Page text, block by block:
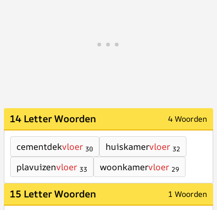
14 Letter Woorden 4 Woorden
cementdekvloer 30 huiskamervloer 32
plavuizenvloer 33 woonkamervloer 29
15 Letter Woorden 1 Woorden